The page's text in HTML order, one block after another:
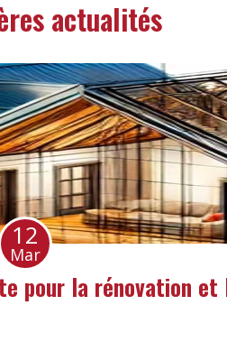
actualités
12
Mar
pour la rénovation